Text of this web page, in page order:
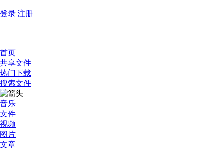
登录 注册
首页
共享文件
热门下载
搜索文件
音乐
文件
视频
图片
文章